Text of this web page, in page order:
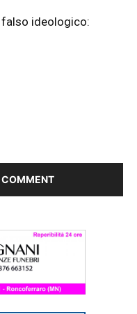
ideologico:
COMMENT